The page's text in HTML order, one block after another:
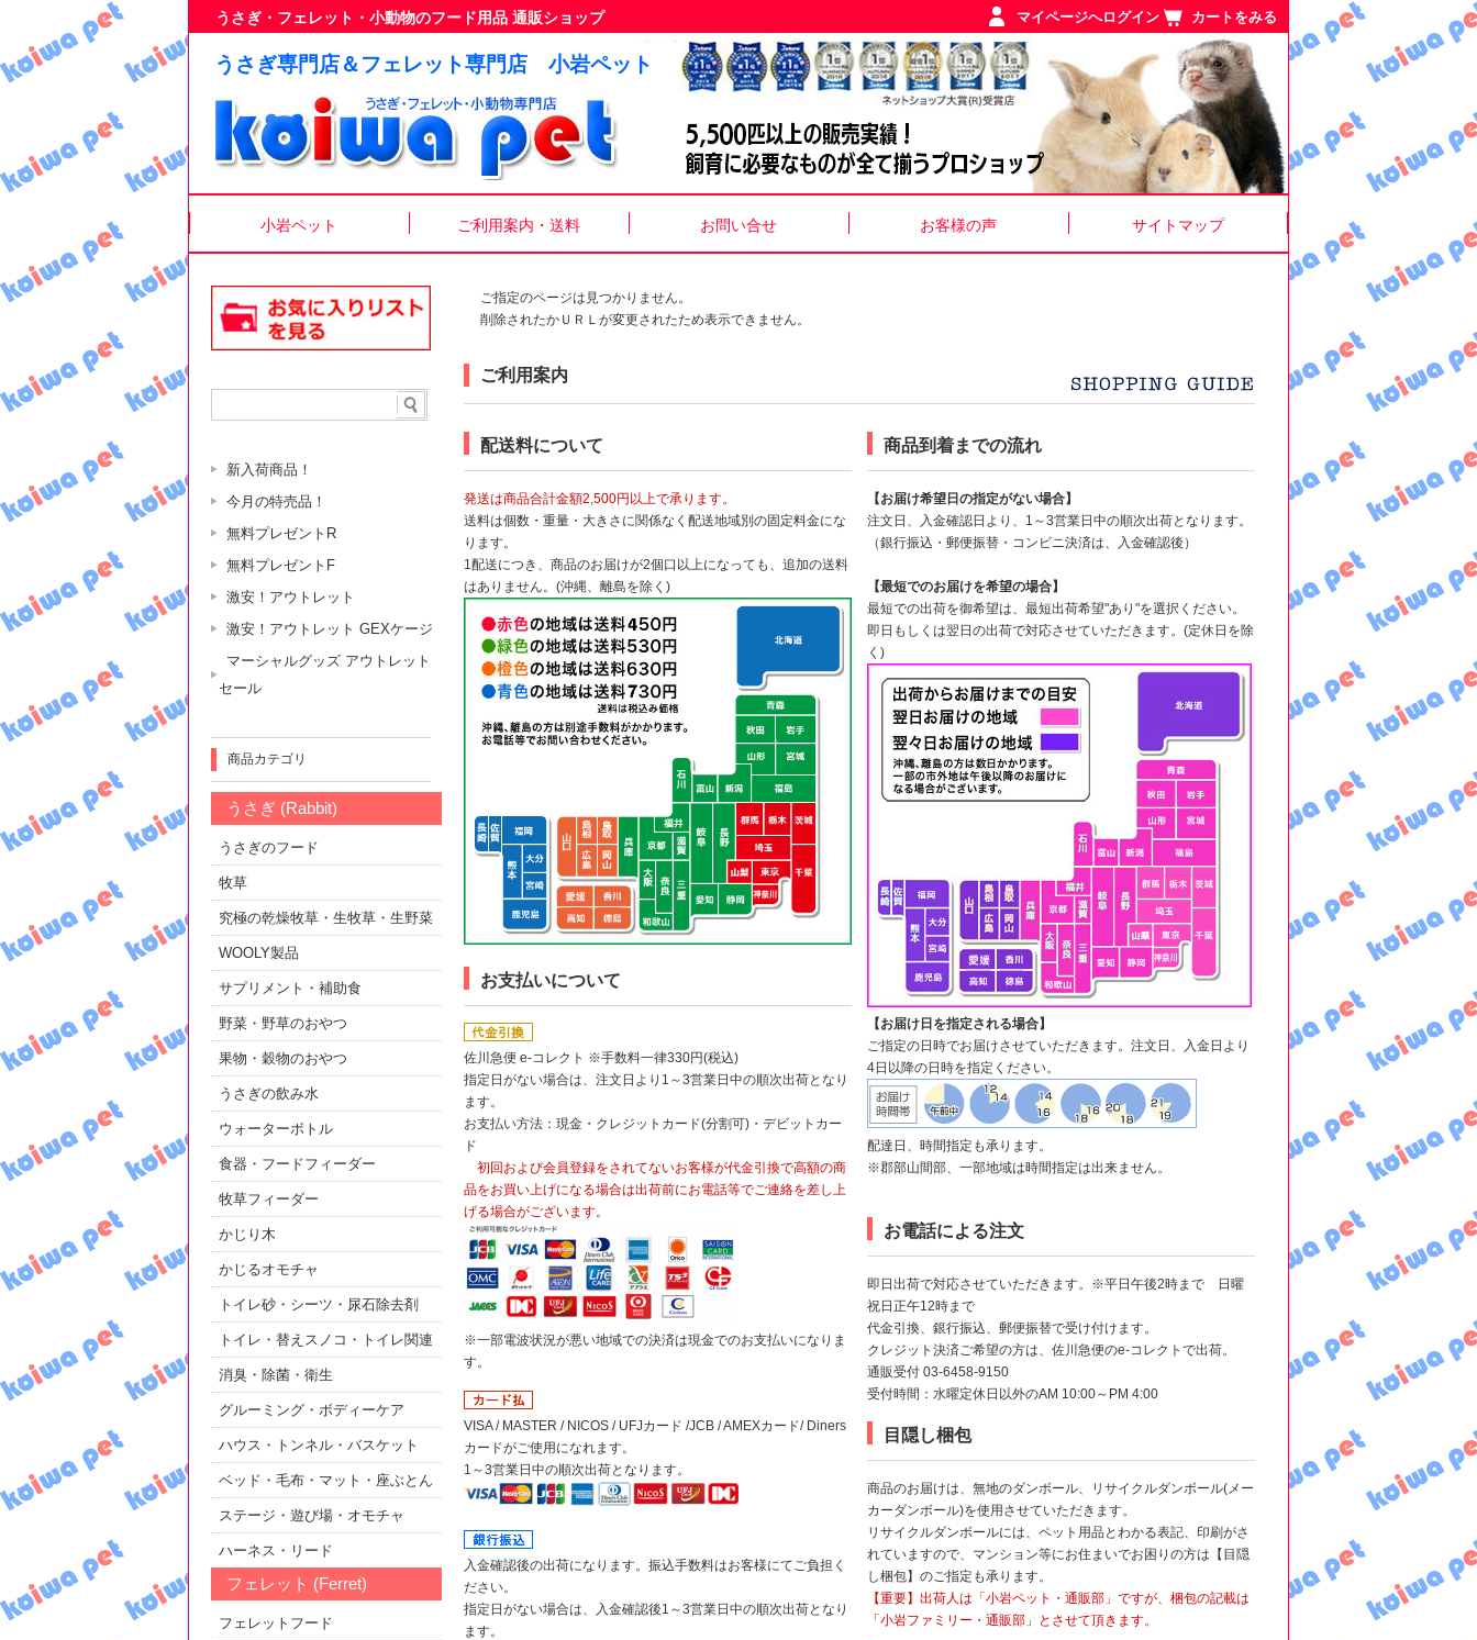
うさぎ専門店＆フェレット専門店 小岩ペット
うさぎ・フェレット・小動物のフード用品 通販ショップ マイページへログイン カートをみる
小岩ペット ご利用案内・送料 お問い合せ お客様の声 サイトマップ
ご指定のページは見つかりません。
削除されたかＵＲＬが変更されたため表示できません。
ご利用案内
配送料について
発送は商品合計金額2,500円以上で承ります。
送料は個数・重量・大きさに関係なく配送地域別の固定料金にな
ります。
1配送につき、商品のお届けが2個口以上になっても、追加の送料
はありません。(沖縄、離島を除く)
お支払いについて
佐川急便 e-コレクト ※手数料一律330円(税込)
指定日がない場合は、注文日より1～3営業日中の順次出荷となり
ます。
お支払い方法：現金・クレジットカード(分割可)・デビットカー
ド
初回および会員登録をされてないお客様が代金引換で高額の商
品をお買い上げになる場合は出荷前にお電話等でご連絡を差し上
げる場合がございます。
※一部電波状況が悪い地域での決済は現金でのお支払いになりま
す。
VISA / MASTER / NICOS / UFJカード /JCB / AMEXカード/ Diners
カードがご使用になれます。
1～3営業日中の順次出荷となります。
入金確認後の出荷になります。振込手数料はお客様にてご負担く
ださい。
指定日がない場合は、入金確認後1～3営業日中の順次出荷となり
ます。
商品到着までの流れ
【お届け希望日の指定がない場合】
注文日、入金確認日より、1～3営業日中の順次出荷となります。
（銀行振込・郵便振替・コンビニ決済は、入金確認後）
【最短でのお届けを希望の場合】
最短での出荷を御希望は、最短出荷希望"あり"を選択ください。
即日もしくは翌日の出荷で対応させていただきます。(定休日を除
く)
【お届け日を指定される場合】
ご指定の日時でお届けさせていただきます。注文日、入金日より
4日以降の日時を指定ください。
配達日、時間指定も承ります。
※郡部山間部、一部地域は時間指定は出来ません。
お電話による注文
即日出荷で対応させていただきます。※平日午後2時まで 日曜
祝日正午12時まで
代金引換、銀行振込、郵便振替で受け付けます。
クレジット決済ご希望の方は、佐川急便のe-コレクトで出荷。
通販受付 03-6458-9150
受付時間：水曜定休日以外のAM 10:00～PM 4:00
目隠し梱包
商品のお届けは、無地のダンボール、リサイクルダンボール(メー
カーダンボール)を使用させていただきます。
リサイクルダンボールには、ペット用品とわかる表記、印刷がさ
れていますので、マンション等にお住まいでお困りの方は【目隠
し梱包】のご指定も承ります。
【重要】出荷人は「小岩ペット・通販部」ですが、梱包の記載は
「小岩ファミリー・通販部」とさせて頂きます。
新入荷商品！
今月の特売品！
無料プレゼントR
無料プレゼントF
激安！アウトレット
激安！アウトレット GEXケージ
マーシャルグッズ アウトレット
セール
商品カテゴリ
うさぎ (Rabbit)
うさぎのフード
牧草
究極の乾燥牧草・生牧草・生野菜
WOOLY製品
サプリメント・補助食
野菜・野草のおやつ
果物・穀物のおやつ
うさぎの飲み水
ウォーターボトル
食器・フードフィーダー
牧草フィーダー
かじり木
かじるオモチャ
トイレ砂・シーツ・尿石除去剤
トイレ・替えスノコ・トイレ関連
消臭・除菌・衛生
グルーミング・ボディーケア
ハウス・トンネル・バスケット
ベッド・毛布・マット・座ぶとん
ステージ・遊び場・オモチャ
ハーネス・リード
フェレット (Ferret)
フェレットフード